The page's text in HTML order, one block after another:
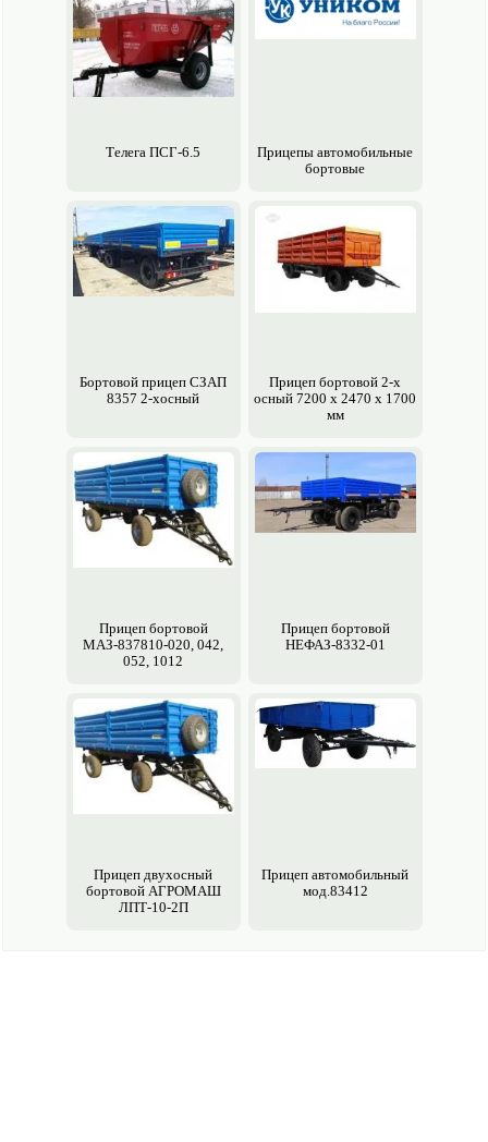
Телега ПСГ-6.5
Прицепы авто­мобильные
бортовые
Бортовой прицеп СЗАП
8357 2-хосный
Прицеп бортовой 2-х
осный 7200 x 2470 x 1700
мм
Прицеп бортовой
МАЗ-837810-020, 042,
052, 1012
Прицеп бортовой
НЕФАЗ-8332-01
Прицеп двухосный
бортовой АГРОМАШ
ЛПТ-10-2П
Прицеп авто­мобильный
мод.83412